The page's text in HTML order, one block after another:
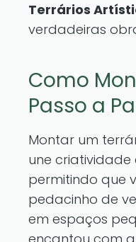
Terrários
verdadeiras
Como
Passo a
Montar um
une
permitindo que
pedacinho de
em espaços